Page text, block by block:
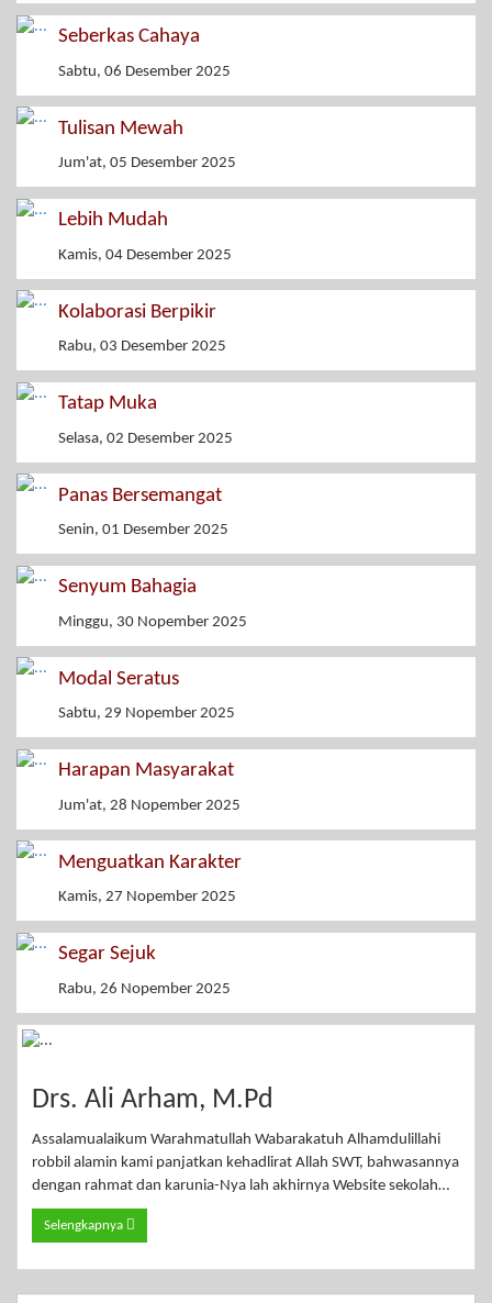
Seberkas Cahaya
Sabtu, 06 Desember 2025
Tulisan Mewah
Jum'at, 05 Desember 2025
Lebih Mudah
Kamis, 04 Desember 2025
Kolaborasi Berpikir
Rabu, 03 Desember 2025
Tatap Muka
Selasa, 02 Desember 2025
Panas Bersemangat
Senin, 01 Desember 2025
Senyum Bahagia
Minggu, 30 Nopember 2025
Modal Seratus
Sabtu, 29 Nopember 2025
Harapan Masyarakat
Jum'at, 28 Nopember 2025
Menguatkan Karakter
Kamis, 27 Nopember 2025
Segar Sejuk
Rabu, 26 Nopember 2025
Drs. Ali Arham, M.Pd
Assalamualaikum Warahmatullah Wabarakatuh Alhamdulillahi
robbil alamin kami panjatkan kehadlirat Allah SWT, bahwasannya
dengan rahmat dan karunia-Nya lah akhirnya Website sekolah…
Selengkapnya